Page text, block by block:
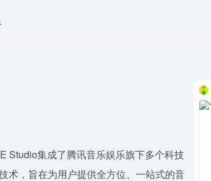
Studio集成了腾讯音乐娱乐旗下多个科技
术，旨在为用户提供全方位、一站式的音